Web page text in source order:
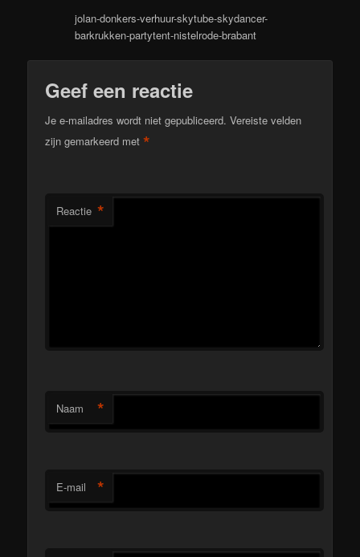
jolan-donkers-verhuur-skytube-skydancer-
barkrukken-partytent-nistelrode-brabant
Geef een reactie
Je e-mailadres wordt niet gepubliceerd. Vereiste velden
zijn gemarkeerd met*
Reactie *
Naam *
E-mail *